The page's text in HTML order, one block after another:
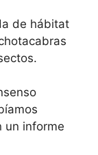
de hábitat
un informe